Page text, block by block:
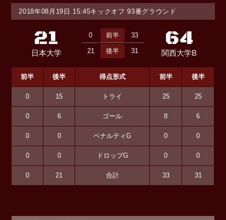
2018年08月19日 15:45キックオフ 93番グラウンド
21
日本大学
0 前半 33 64
関西大学B
21 後半 31
前半 後半 得点形式 前半 後半
0 15 トライ 25 25
0 6 ゴール 8 6
0 0 ペナルティG 0 0
0 0 ドロップG 0 0
0 21 合計 33 31